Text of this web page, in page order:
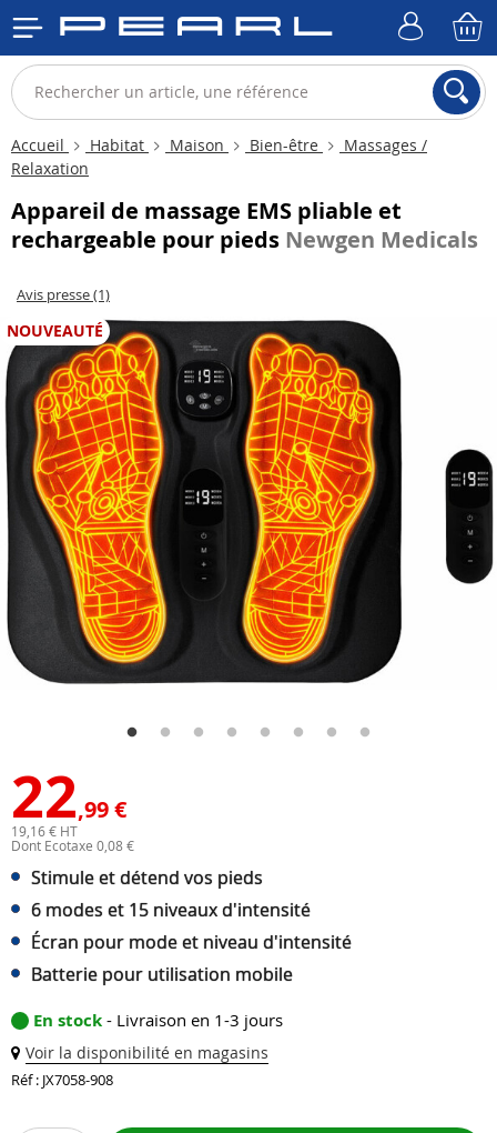
Accueil Habitat Maison Bien-être
Massages /
Relaxation
Appareil de massage EMS pliable et
rechargeable pour pieds Newgen Medicals
Avis presse (1)
NOUVEAUTÉ
22,99 €
19,16 € HT
Dont Ecotaxe 0,08 €
Stimule et détend vos pieds
6 modes et 15 niveaux d'intensité
Écran pour mode et niveau d'intensité
Batterie pour utilisation mobile
En stock - Livraison en 1-3 jours
Voir la disponibilité en magasins
Réf : JX7058-908